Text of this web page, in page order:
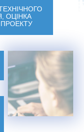
ОЦІНКА
ПРОЕКТУ